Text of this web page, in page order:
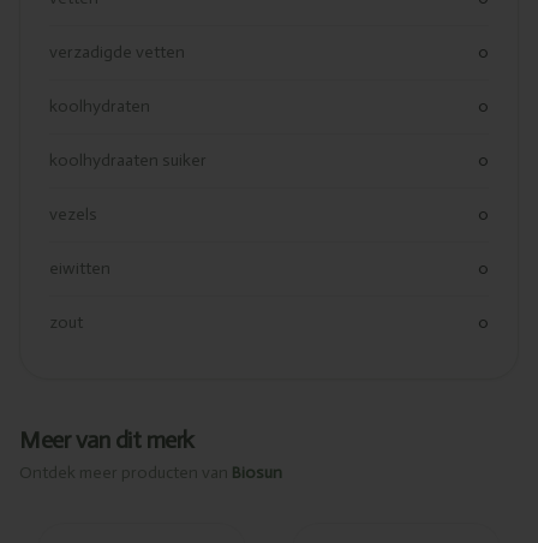
verzadigde vetten 0
koolhydraten 0
koolhydraaten suiker 0
vezels 0
eiwitten 0
zout 0
Meer van dit merk
Ontdek meer producten van Biosun